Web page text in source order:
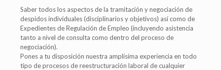
Saber todos los aspectos de la tramitación y negociación de
despidos individuales (disciplinarios y objetivos) así como de
Expedientes de Regulación de Empleo (incluyendo asistencia
tanto a nivel de consulta como dentro del proceso de
negociación).
Pones a tu disposición nuestra amplísima experiencia en todo
tipo de procesos de reestructuración laboral de cualquier